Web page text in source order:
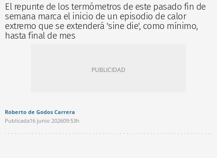
El repunte de los termómetros de este pasado fin de
semana marca el inicio de un episodio de calor
extremo que se extenderá 'sine die', como mínimo,
hasta final de mes
Roberto de Godos Carrera
Publicada16 junio 202609:53h